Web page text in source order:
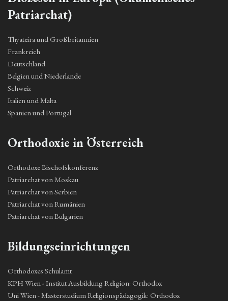
Patriarchat)
Thyateira und Großbritannien
Frankreich
Deutschland
Belgien und Niederlande
Schweiz
Italien und Malta
Spanien und Portugal
Orthodoxie in Österreich
Orthodoxe Bischofskonferenz
Patriarchat von Moskau
Patriarchat von Serbien
Patriarchat von Rumänien
Patriarchat von Bulgarien
Bildungseinrichtungen
Orthodoxes Schulamt
KPH Wien - Institut Ausbildung Religion: Orthodox
Uni Wien - Masterstudium Religionspädagogik: Orthodox